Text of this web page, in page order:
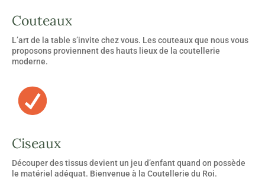
Couteaux
L’art de la table s’invite chez vous. Les couteaux que nous vous
proposons proviennent des hauts lieux de la coutellerie
moderne.
Ciseaux
Découper des tissus devient un jeu d’enfant quand on possède
le matériel adéquat. Bienvenue à la Coutellerie du Roi.